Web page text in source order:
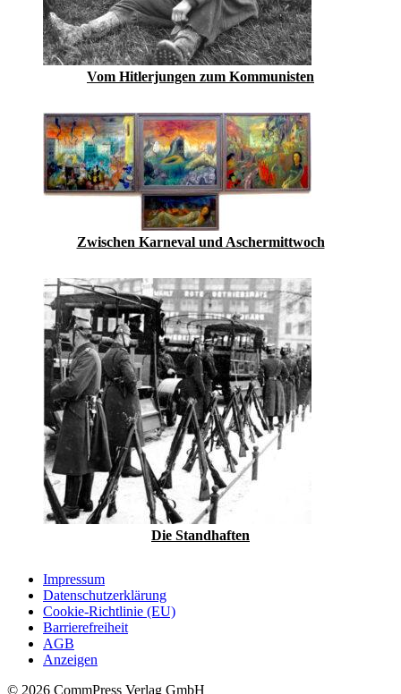
Vom Hitlerjungen zum Kommunisten
Zwischen Karneval und Aschermittwoch
Die Standhaften
Impressum
Datenschutzerklärung
Cookie-Richtlinie (EU)
Barrierefreiheit
AGB
Anzeigen
© 2026 CommPress Verlag GmbH